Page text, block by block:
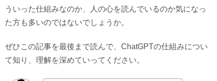
ういった仕組みなのか、人の心を読んでいるのか気になっ
た方も多いのではないでしょうか。
ぜひこの記事を最後まで読んで、ChatGPTの仕組みについ
て知り、理解を深めていってください。